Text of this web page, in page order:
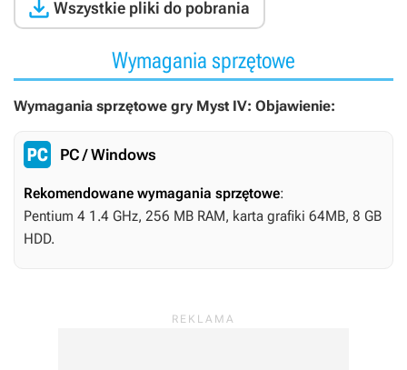
 Wszystkie pliki do pobrania
Wymagania sprzętowe
Wymagania sprzętowe gry Myst IV: Objawienie:
PC / Windows
Rekomendowane wymagania sprzętowe:
Pentium 4 1.4 GHz, 256 MB RAM, karta grafiki 64MB, 8 GB
HDD.